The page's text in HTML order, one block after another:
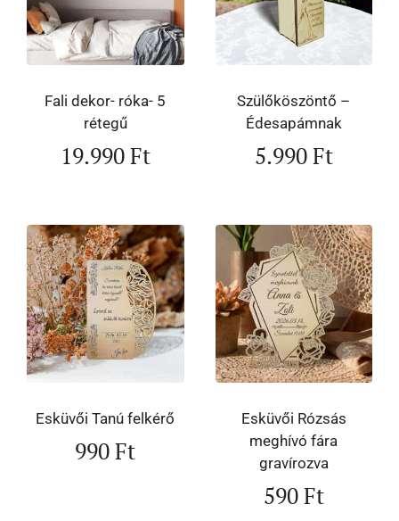
Fali dekor- róka- 5
rétegű
19.990Ft
Szülőköszöntő –
Édesapámnak
5.990Ft
Esküvői Tanú felkérő
990Ft
Esküvői Rózsás
meghívó fára
gravírozva
590Ft